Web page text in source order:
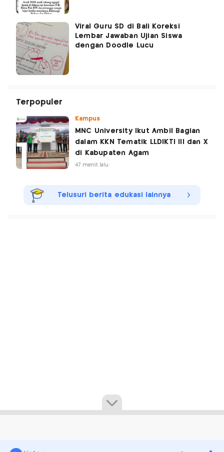
Viral Guru SD di Bali Koreksi
Lembar Jawaban Ujian Siswa
dengan Doodle Lucu
Terpopuler
Kampus
MNC University Ikut Ambil Bagian
dalam KKN Tematik LLDIKTI III dan X
di Kabupaten Agam
47 menit lalu
Telusuri berita edukasi lainnya